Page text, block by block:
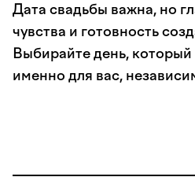
Дата свадьбы важна, но
чувства и готовность
Выбирайте день,
именно для вас,